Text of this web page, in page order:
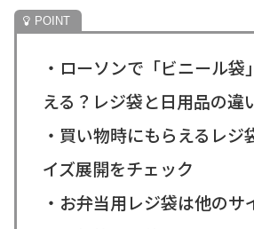
・ローソンで「ビニール袋
える？レジ袋と日用品の違
・買い物時にもらえるレジ
イズ展開をチェック
・お弁当用レジ袋は他のサ